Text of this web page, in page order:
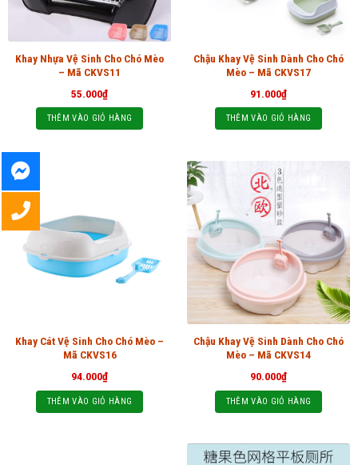
Khay Nhựa Vệ Sinh Cho Chó Mèo
– Mã CKVS11
55.000₫
THÊM VÀO GIỎ HÀNG
Chậu Khay Vệ Sinh Dành Cho Chó
Mèo – Mã CKVS17
91.000₫
THÊM VÀO GIỎ HÀNG
Khay Cát Vệ Sinh Cho Chó Mèo –
Mã CKVS16
94.000₫
THÊM VÀO GIỎ HÀNG
Chậu Khay Vệ Sinh Dành Cho Chó
Mèo – Mã CKVS14
90.000₫
THÊM VÀO GIỎ HÀNG